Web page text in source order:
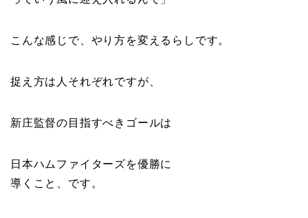
こんな感じで、やり方を変えるらしです。
捉え方は人それぞれですが、
新庄監督の目指すべきゴールは
日本ハムファイターズを優勝に
導くこと、です。